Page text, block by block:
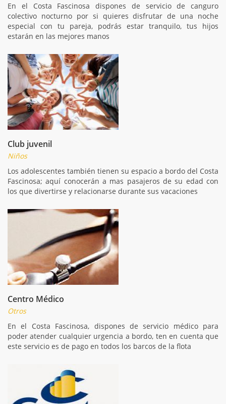
En el Costa Fascinosa dispones de servicio de canguro
colectivo nocturno por si quieres disfrutar de una noche
especial con tu pareja, podrás estar tranquilo, tus hijos
estarán en las mejores manos
Club juvenil
Niños
Los adolescentes también tienen su espacio a bordo del Costa
Fascinosa; aquí conocerán a mas pasajeros de su edad con
los que divertirse y relacionarse durante sus vacaciones
Centro Médico
Otros
En el Costa Fascinosa, dispones de servicio médico para
poder atender cualquier urgencia a bordo, ten en cuenta que
este servicio es de pago en todos los barcos de la flota